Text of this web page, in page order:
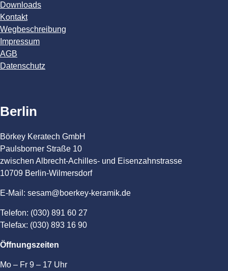
Downloads
Kontakt
Wegbeschreibung
Impressum
AGB
Datenschutz
Berlin
Börkey Keratech GmbH
Paulsborner Straße 10
zwischen Albrecht-Achilles- und Eisenzahnstrasse
10709 Berlin-Wilmersdorf
E-Mail: sesam@boerkey-keramik.de
Telefon: (030) 891 60 27
Telefax: (030) 893 16 90
Öffnungszeiten
Mo – Fr 9 – 17 Uhr